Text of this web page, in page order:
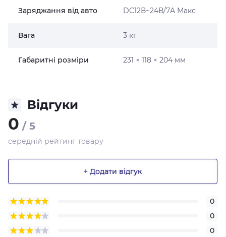
Заряджання від авто DC12В~24В/7A Макс
Вага 3 кг
Габаритні розміри 231 × 118 × 204 мм
Відгуки
0 / 5
середній рейтинг товару
+ Додати відгук
0
0
0